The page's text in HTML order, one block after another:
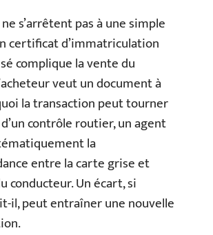
s’arrêtent pas à une simple
certificat d’immatriculation
complique la vente du
veut un document à
la transaction peut tourner
contrôle routier, un agent
la
entre la carte grise et
conducteur. Un écart, si
il, peut entraîner une nouvelle